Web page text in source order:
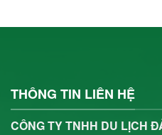
THÔNG TIN LIÊN HỆ
CÔNG TY TNHH DU LỊCH